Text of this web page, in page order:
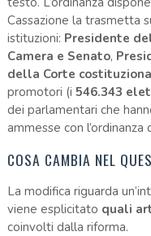
Cassazione la trasmetta
istituzioni: Presidente
Camera e Senato,
della Corte
promotori (i 546.343
dei parlamentari che
ammesse con l’ordinanza
COSA CAMBIA NEL
La modifica riguarda
viene esplicitato quali
coinvolti dalla riforma.